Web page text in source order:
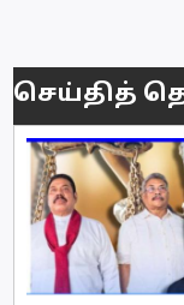
செய்தித்